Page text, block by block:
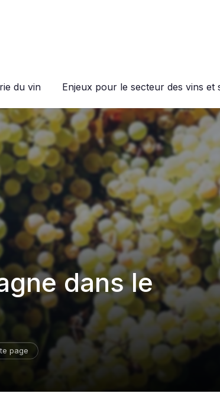
du vin Enjeux pour le secteur des vins et
dans le
page